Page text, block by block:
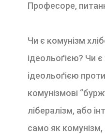
Професоре,
Чи є комунізм
ідеольоґією? Чи
ідеольоґією
кому­нізмові
лібералізм, або
само як